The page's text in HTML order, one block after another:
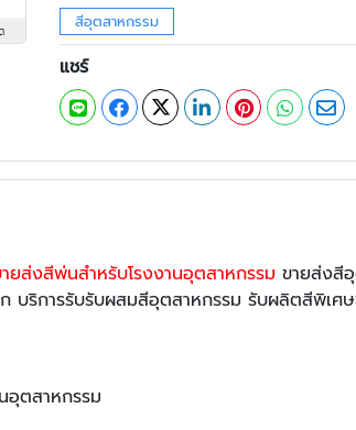
สีอุตสาหกรรม
แชร์
ยส่งสีพ่นสำหรับโรงงานอุตสาหกรรม ขายส่งสี
บริการรับรับผสมสีอุตสาหกรรม รับผลิตสีพิเศ
อุตสาหกรรม